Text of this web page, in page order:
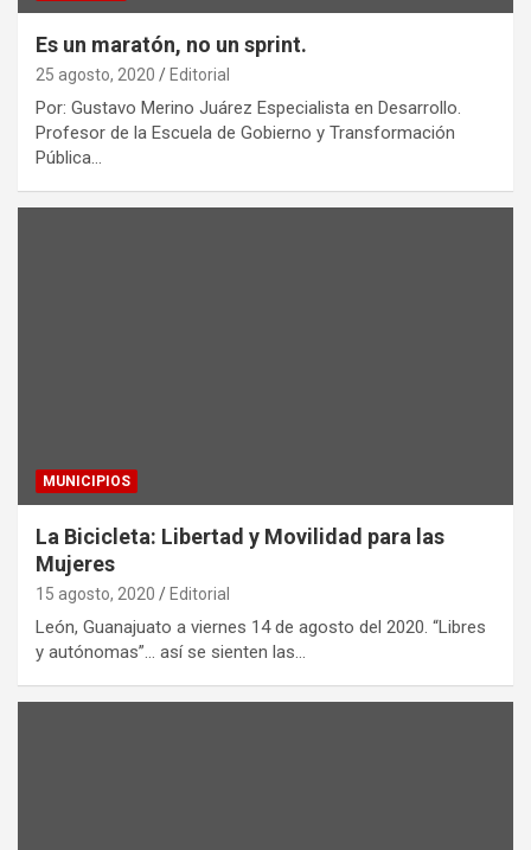
Es un maratón, no un sprint.
25 agosto, 2020 Editorial
Por: Gustavo Merino Juárez Especialista en Desarrollo.
Profesor de la Escuela de Gobierno y Transformación
Pública…
MUNICIPIOS
La Bicicleta: Libertad y Movilidad para las
Mujeres
15 agosto, 2020 Editorial
León, Guanajuato a viernes 14 de agosto del 2020. “Libres
y autónomas”… así se sienten las…